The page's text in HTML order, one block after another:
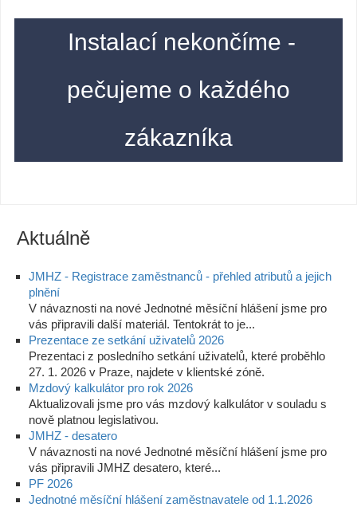
Instalací nekončíme -
pečujeme o každého
zákazníka
Aktuálně
JMHZ - Registrace zaměstnanců - přehled atributů a jejich
plnění
V návaznosti na nové Jednotné měsíční hlášení jsme pro
vás připravili další materiál. Tentokrát to je...
Prezentace ze setkání uživatelů 2026
Prezentaci z posledního setkání uživatelů, které proběhlo
27. 1. 2026 v Praze, najdete v klientské zóně.
Mzdový kalkulátor pro rok 2026
Aktualizovali jsme pro vás mzdový kalkulátor v souladu s
nově platnou legislativou.
JMHZ - desatero
V návaznosti na nové Jednotné měsíční hlášení jsme pro
vás připravili JMHZ desatero, které...
PF 2026
Jednotné měsíční hlášení zaměstnavatele od 1.1.2026